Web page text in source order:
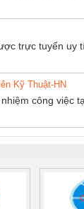
trực tuyến uy
Kỹ Thuật-HN
công việc